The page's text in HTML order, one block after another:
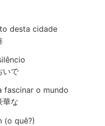
desta cidade
いで
fascinar o mundo
華な
(o quê?)